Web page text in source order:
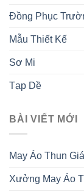
Đồng Phục
Mẫu Thiết Kế
Sơ Mi
Tạp Dề
BÀI VIẾT MỚI
May Áo Thun
Xưởng May Áo